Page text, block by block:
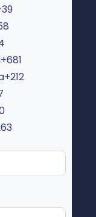
+681
+212